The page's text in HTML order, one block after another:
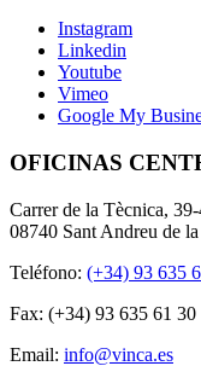
Instagram
Linkedin
Youtube
Vimeo
Google My
OFICINAS
Carrer de la Tècnica, 39-
08740 Sant Andreu de
Teléfono: (+34) 93 635
Fax: (+34) 93 635 61 30
Email: info@vinca.es